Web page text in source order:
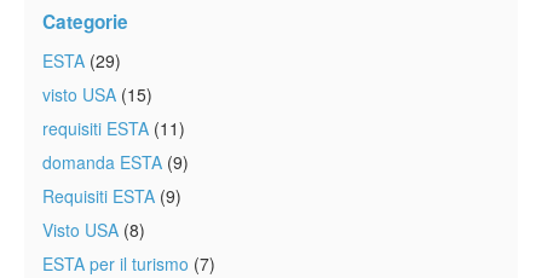
Categorie
ESTA (29)
visto USA (15)
requisiti ESTA (11)
domanda ESTA (9)
Requisiti ESTA (9)
Visto USA (8)
ESTA per il turismo (7)